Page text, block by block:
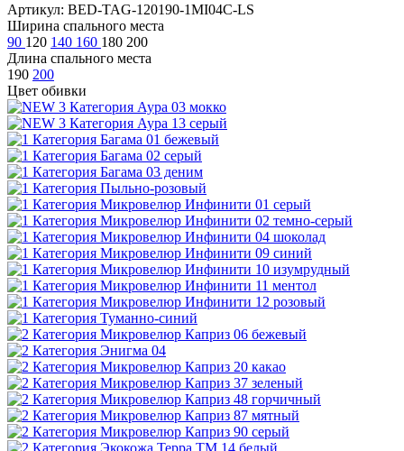
Артикул: BED-TAG-120190-1MI04C-LS
Ширина спального места
90 120 140 160 180 200
Длина спального места
190 200
Цвет обивки